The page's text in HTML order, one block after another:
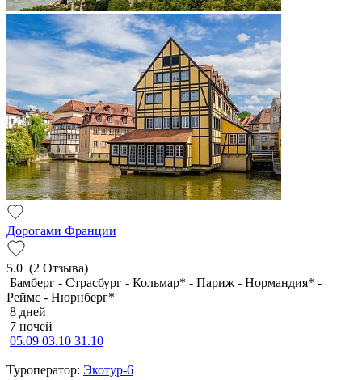
Дорогами Франции
5.0 (2 Отзыва)
Бамберг - Страсбург - Кольмар* - Париж - Нормандия* -
Реймс - Нюрнберг*
8 дней
7 ночей
05.09 03.10 31.10
Туроператор: Экотур-6